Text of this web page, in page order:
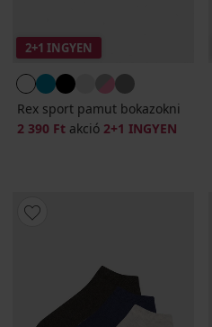
2+1 INGYEN
Rex sport pamut bokazokni
2 390 Ft akció 2+1 INGYEN